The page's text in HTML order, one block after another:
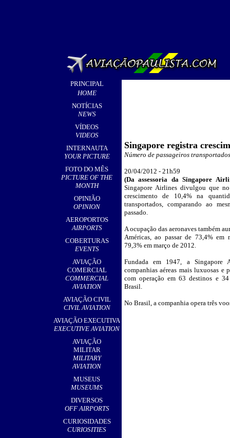
PRINCIPAL
HOME
NOTÍCIAS
NEWS
VÍDEOS
VIDEOS
INTERNAUTA
YOUR PICTURE
FOTO DO MÊS
PICTURE OF THE
MONTH
OPINIÃO
OPINION
AEROPORTOS
AIRPORTS
,
COBERTURAS
EVENTS
AVIAÇÃO
COMERCIAL
COMMERCIAL
AVIATION
AVIAÇÃO CIVIL
CIVIL AVIATION
AVIAÇÃO EXECUTIVA
EXECUTIVE AVIATION
AVIAÇÃO
MILITAR
MILITARY
AVIATION
MUSEUS
MUSEUMS
DIVERSOS
OFF AIRPORTS
CURIOSIDADES
CURIOSITIES
Singapore registra
Número de passageiros
20/04/2012 - 21h59
(Da assessoria da Singapore
Singapore Airlines divulgou que
crescimento de 10,4% na
transportados, comparando ao
passado.
A ocupação das aeronaves também
Américas, ao passar de 73,4% em
79,3% em março de 2012.
Fundada em 1947, a Singapore
companhias aéreas mais luxuosas e
com operação em 63 destinos e
Brasil.
No Brasil, a companhia opera três